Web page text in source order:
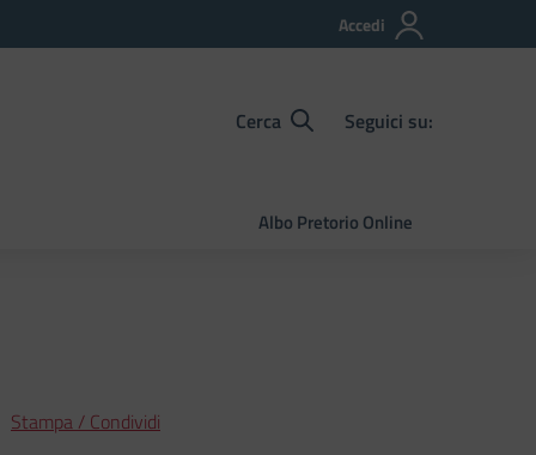
Accedi
Cerca Seguici su:
Albo Pretorio Online
Stampa / Condividi